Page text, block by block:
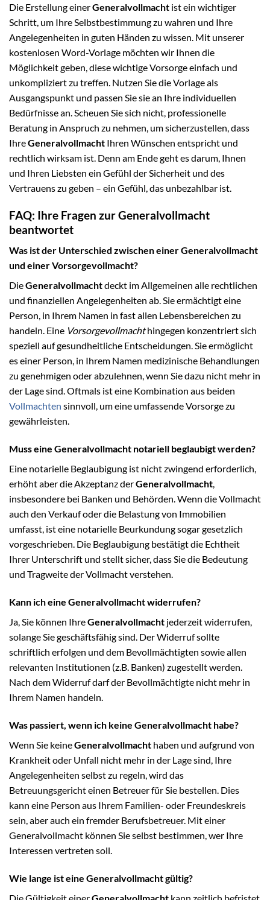
Die Erstellung einerGeneralvollmacht ist ein wichtiger
Schritt, um Ihre Selbstbestimmung zu wahren und Ihre
Angelegenheiten in guten Händen zu wissen. Mit unserer
kostenlosen Word-Vorlage möchten wir Ihnen die
Möglichkeit geben, diese wichtige Vorsorge einfach und
unkompliziert zu treffen. Nutzen Sie die Vorlage als
Ausgangspunkt und passen Sie sie an Ihre individuellen
Bedürfnisse an. Scheuen Sie sich nicht, professionelle
Beratung in Anspruch zu nehmen, um sicherzustellen, dass
IhreGeneralvollmacht Ihren Wünschen entspricht und
rechtlich wirksam ist. Denn am Ende geht es darum, Ihnen
und Ihren Liebsten ein Gefühl der Sicherheit und des
Vertrauens zu geben – ein Gefühl, das unbezahlbar ist.
FAQ: Ihre Fragen zur Generalvollmacht
beantwortet
Was ist der Unterschied zwischen einer Generalvollmacht
und einer Vorsorgevollmacht?
DieGeneralvollmachtdeckt im Allgemeinen alle rechtlichen
und finanziellen Angelegenheiten ab. Sie ermächtigt eine
Person, in Ihrem Namen in fast allen Lebensbereichen zu
handeln. Eine Vorsorgevollmachthingegen konzentriert sich
speziell auf gesundheitliche Entscheidungen. Sie ermöglicht
es einer Person, in Ihrem Namen medizinische Behandlungen
zu genehmigen oder abzulehnen, wenn Sie dazu nicht mehr in
der Lage sind. Oftmals ist eine Kombination aus beiden
Vollmachten sinnvoll, um eine umfassende Vorsorge zu
gewährleisten.
Muss eine Generalvollmacht notariell beglaubigt werden?
Eine notarielle Beglaubigung ist nicht zwingend erforderlich,
erhöht aber die Akzeptanz derGeneralvollmacht,
insbesondere bei Banken und Behörden. Wenn die Vollmacht
auch den Verkauf oder die Belastung von Immobilien
umfasst, ist eine notarielle Beurkundung sogar gesetzlich
vorgeschrieben. Die Beglaubigung bestätigt die Echtheit
Ihrer Unterschrift und stellt sicher, dass Sie die Bedeutung
und Tragweite der Vollmacht verstehen.
Kann ich eine Generalvollmacht widerrufen?
Ja, Sie können IhreGeneralvollmacht jederzeit widerrufen,
solange Sie geschäftsfähig sind. Der Widerruf sollte
schriftlich erfolgen und dem Bevollmächtigten sowie allen
relevanten Institutionen (z.B. Banken) zugestellt werden.
Nach dem Widerruf darf der Bevollmächtigte nicht mehr in
Ihrem Namen handeln.
Was passiert, wenn ich keine Generalvollmacht habe?
Wenn Sie keineGeneralvollmacht haben und aufgrund von
Krankheit oder Unfall nicht mehr in der Lage sind, Ihre
Angelegenheiten selbst zu regeln, wird das
Betreuungsgericht einen Betreuer für Sie bestellen. Dies
kann eine Person aus Ihrem Familien- oder Freundeskreis
sein, aber auch ein fremder Berufsbetreuer. Mit einer
Generalvollmacht können Sie selbst bestimmen, wer Ihre
Interessen vertreten soll.
Wie lange ist eine Generalvollmacht gültig?
Die Gültigkeit einerGeneralvollmacht kann zeitlich befristet